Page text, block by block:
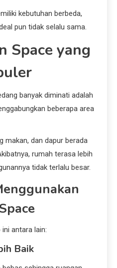
kebutuhan berbeda,
pun tidak selalu sama.
Space yang
banyak diminati adalah
beberapa area
makan, dan dapur berada
rumah terasa lebih
tidak terlalu besar.
antara lain:
Baik